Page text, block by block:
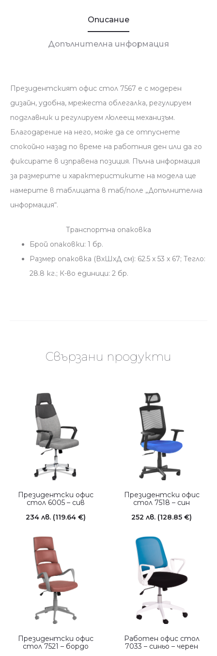
Описание
Допълнителна информация
Президентският офис стол 7567 е с модерен
дизайн, удобна, мрежеста облегалка, регулируем
подглавник и регулируем люлеещ механизъм.
Благодарение на него, може да се отпуснете
спокойно назад по време на работния ден или да го
фиксирате в изправена позиция. Пълна информация
за размерите и характеристиките на модела ще
намерите в таблицата в таб/поле „Допълнителна
информация“.
Транспортна опаковка
Брой опаковки: 1 бр.
Размер опаковка (ВхШхД см): 62.5 x 53 x 67; Тегло:
28.8 кг.; К-во единици: 2 бр.
Свързани продукти
Президентски офис
стол 6005 – сив
234 лв. (119.64 €)
Президентски офис
стол 7518 – син
252 лв. (128.85 €)
Президентски офис
стол 7521 – бордо
Работен офис стол
7033 – синьо – черен